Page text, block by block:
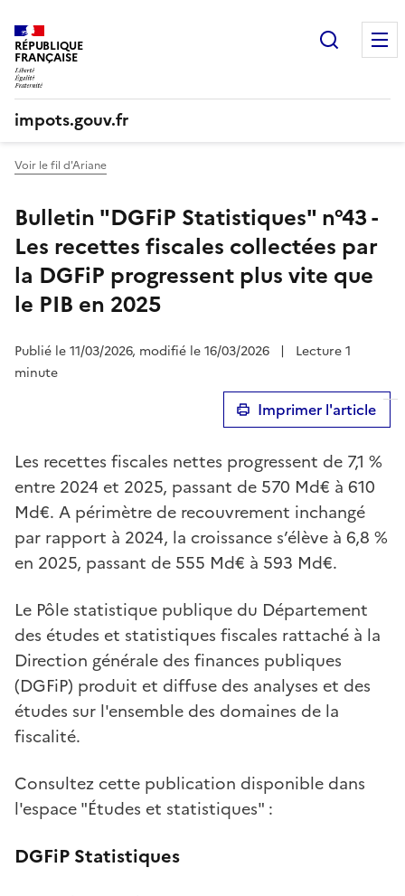
RÉPUBLIQUE
FRANÇAISE
impots.gouv.fr
Voir le fil d'Ariane
Bulletin "DGFiP Statistiques" n°43 -
Les recettes fiscales collectées par
la DGFiP progressent plus vite que
le PIB en 2025
Publié le 11/03/2026, modifié le 16/03/2026 |
Lecture 1
minute
Imprimer l'article
Les recettes fiscales nettes progressent de 7,1 %
entre 2024 et 2025, passant de 570 Md€ à 610
Md€. A périmètre de recouvrement inchangé
par rapport à 2024, la croissance s’élève à 6,8 %
en 2025, passant de 555 Md€ à 593 Md€.
Le Pôle statistique publique du Département
des études et statistiques fiscales rattaché à la
Direction générale des finances publiques
(DGFiP) produit et diffuse des analyses et des
études sur l'ensemble des domaines de la
fiscalité.
Consultez cette publication disponible dans
l'espace "Études et statistiques" :
DGFiP Statistiques